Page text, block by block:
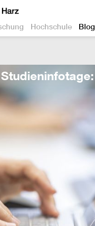
Hochschule Blog